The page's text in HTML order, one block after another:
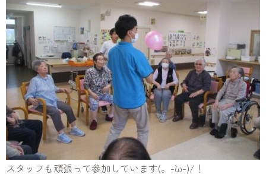
スタッフも頑張って参加しています(。-`ω-)/！